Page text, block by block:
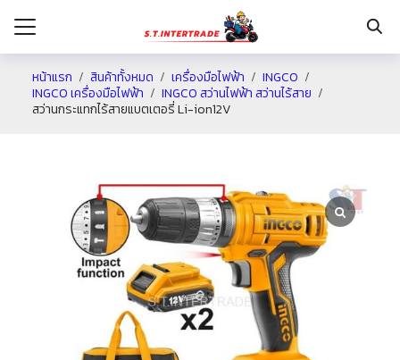
หน้าแรก สินค้าทั้งหมด เครื่องมือไฟฟ้า
INGCO
INGCO เครื่องมือไฟฟ้า
INGCO สว่านไฟฟ้า สว่านไร้สาย
สว่านกระแทกไร้สายแบตเตอรี่ Li-ion12V